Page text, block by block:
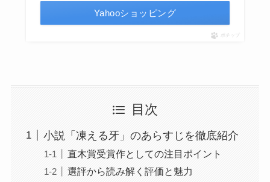
Yahooショッピング
ポチップ
目次
小説「凍える牙」のあらすじを徹底紹介
直木賞受賞作としての注目ポイント
選評から読み解く評価と魅力